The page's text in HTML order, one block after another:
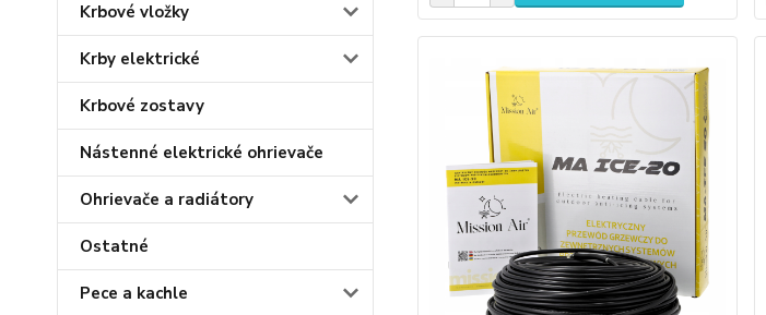
Krbové vložky
Krby elektrické
Krbové zostavy
Nástenné elektrické ohrievače
Ohrievače a radiátory
Ostatné
Pece a kachle